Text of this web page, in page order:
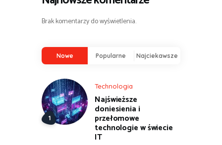
Brak komentarzy do wyświetlenia.
Nowe Popularne Najciekawsze
Technologia
Najświeższe
doniesienia i
przełomowe
technologie w świecie
IT